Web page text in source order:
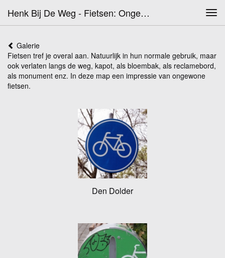
Henk Bij De Weg - Fietsen: Ongewoon
Galerie
Fietsen tref je overal aan. Natuurlijk in hun normale gebruik, maar
ook verlaten langs de weg, kapot, als bloembak, als reclamebord,
als monument enz. In deze map een impressie van ongewone
fietsen.
Den Dolder